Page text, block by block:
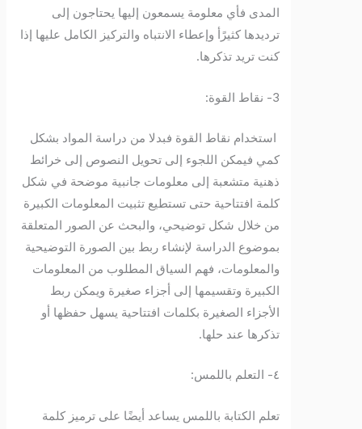
المدى فأي معلومة يسمعون إليها يحتاجون إلى
ترديدها كثيرًأ وإعطاء الانتباه والتركيز الكامل عليها إذا
كنت تريد تذكرها.
استخدام نقاط القوة فبدلا من دراسة المواد بشكل
كمي فيمكن اللجوء إلى تحويل النصوص إلى خرائط
ذهنية متشعبة إلى معلومات جانبية موضحة في شكل
كلمة افتتاحية حتى تستطيع تثبيت المعلومات الكبيرة
من خلال شكل توضيحي، والبحث عن الصور المتعلقة
بموضوع الدراسة لإنشاء ربط بين الصورة التوضيحية
والمعلومات، فهم السياق المطلوب من المعلومات
الكبيرة وتقسيمها إلى أجزاء صغيرة ويمكن ربط
الأجزاء الصغيرة بكلمات افتتاحية يسهل حفظها أو
تذكرها عند حلها.
تعلم الكتابة باللمس يساعد أيضًا على ترميز كلمة